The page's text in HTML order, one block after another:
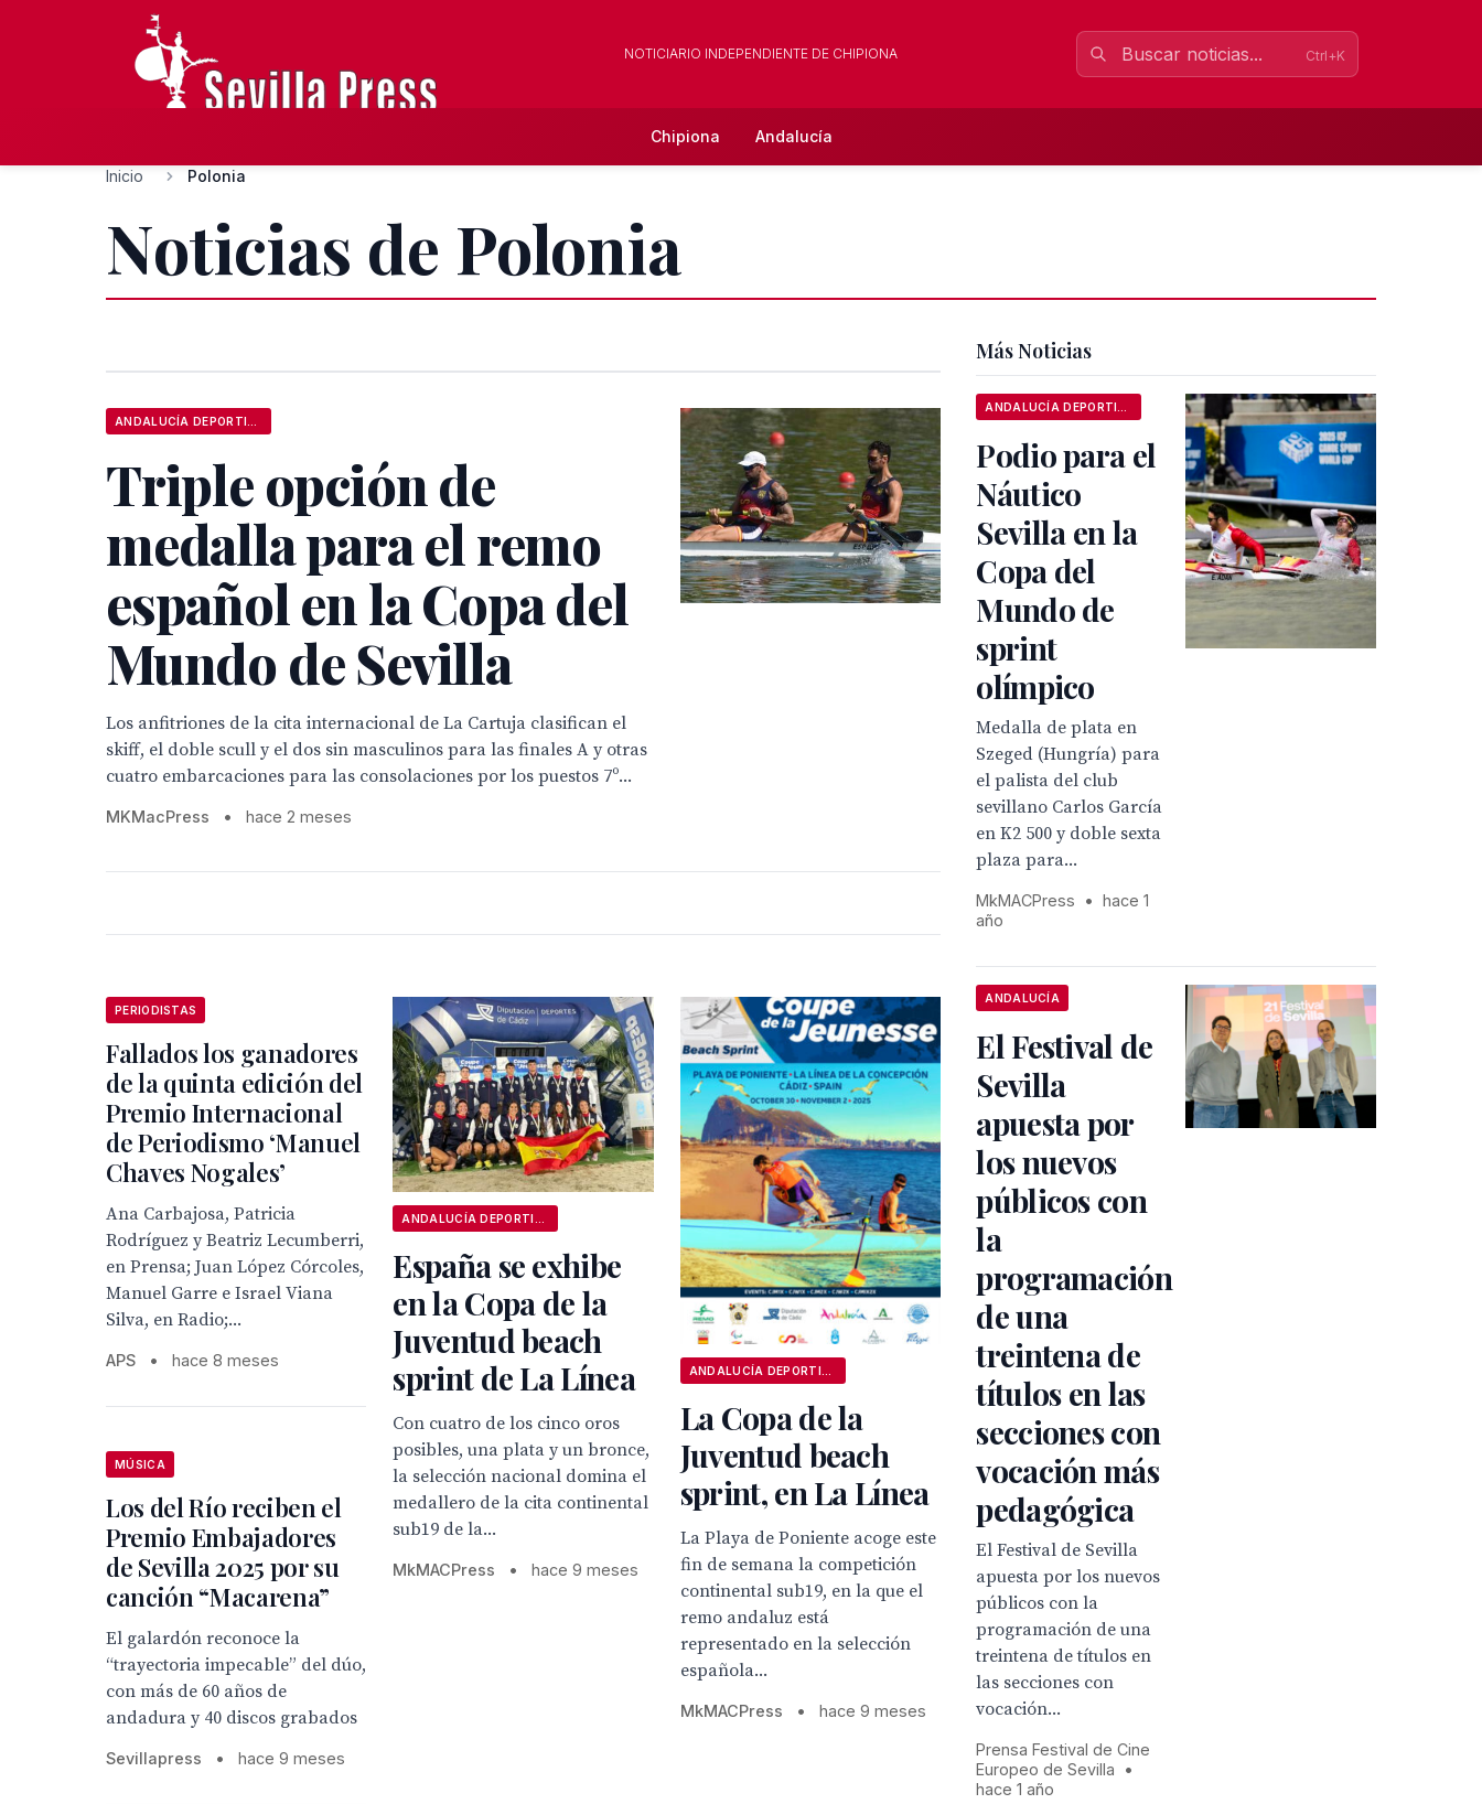
NOTICIARIO INDEPENDIENTE DE CHIPIONA Ctrl+K
Chipiona Andalucía
Inicio Polonia
Noticias de Polonia
Triple opción de
medalla para el remo
español en la Copa del
Mundo de Sevilla
Los anfitriones de la cita internacional de La Cartuja clasifican el
skiff, el doble scull y el dos sin masculinos para las finales A y otras
cuatro embarcaciones para las consolaciones por los puestos 7º...
MKMacPress • hace 2 meses
PERIODISTAS
Fallados los ganadores
de la quinta edición del
Premio Internacional
de Periodismo ‘Manuel
Chaves Nogales’
Ana Carbajosa, Patricia
Rodríguez y Beatriz Lecumberri,
en Prensa; Juan López Córcoles,
Manuel Garre e Israel Viana
Silva, en Radio;...
APS • hace 8 meses
España se exhibe
en la Copa de la
Juventud beach
sprint de La Línea
Con cuatro de los cinco oros
posibles, una plata y un bronce,
la selección nacional domina el
medallero de la cita continental
sub19 de la...
MkMACPress • hace 9 meses
La Copa de la
Juventud beach
sprint, en La Línea
La Playa de Poniente acoge este
fin de semana la competición
continental sub19, en la que el
remo andaluz está
representado en la selección
española...
MkMACPress • hace 9 meses
MÚSICA
Los del Río reciben el
Premio Embajadores
de Sevilla 2025 por su
canción “Macarena”
El galardón reconoce la
“trayectoria impecable” del dúo,
con más de 60 años de
andadura y 40 discos grabados
Sevillapress • hace 9 meses
Más Noticias
Podio para el
Náutico
Sevilla en la
Copa del
Mundo de
sprint
olímpico
Medalla de plata en
Szeged (Hungría) para
el palista del club
sevillano Carlos García
en K2 500 y doble sexta
plaza para...
MkMACPress •
hace 1
año
ANDALUCÍA
El Festival de
Sevilla
apuesta por
los nuevos
públicos con
la
programación
de una
treintena de
títulos en las
secciones con
vocación más
pedagógica
El Festival de Sevilla
apuesta por los nuevos
públicos con la
programación de una
treintena de títulos en
las secciones con
vocación...
Prensa Festival de Cine
Europeo de Sevilla
•
hace 1 año